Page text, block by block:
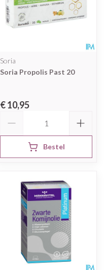
Soria
Soria Propolis Past 20
€ 10,95
Bestel